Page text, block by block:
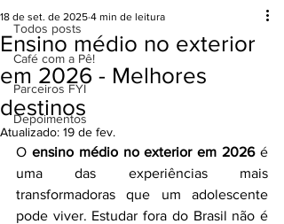
Todos posts
Café com a Pê!
Parceiros FYI
Depoimentos
Ensino médio no exterior
em 2026 - Melhores
destinos
18 de set. de 2025 4 min de leitura
Atualizado: 19 de fev.
O ensino médio no exterior em 2026 é
uma das experiências mais
transformadoras que um adolescente
pode viver. Estudar fora do Brasil não é